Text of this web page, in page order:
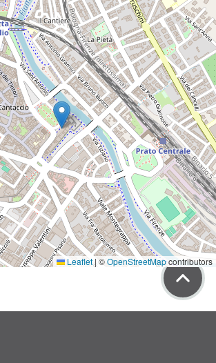
Leaflet |©OpenStreetMapcontributors